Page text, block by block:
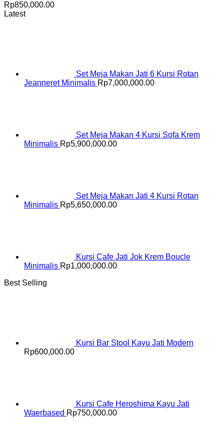
Rp850,000.00
Latest
Set Meja Makan Jati 6 Kursi Rotan
Jeanneret Minimalis Rp7,000,000.00
Set Meja Makan 4 Kursi Sofa Krem
Minimalis Rp5,900,000.00
Set Meja Makan Jati 4 Kursi Rotan
Minimalis Rp5,650,000.00
Kursi Cafe Jati Jok Krem Boucle
Minimalis Rp1,000,000.00
Best Selling
Kursi Bar Stool Kayu Jati Modern
Rp600,000.00
Kursi Cafe Heroshima Kayu Jati
Waerbased Rp750,000.00